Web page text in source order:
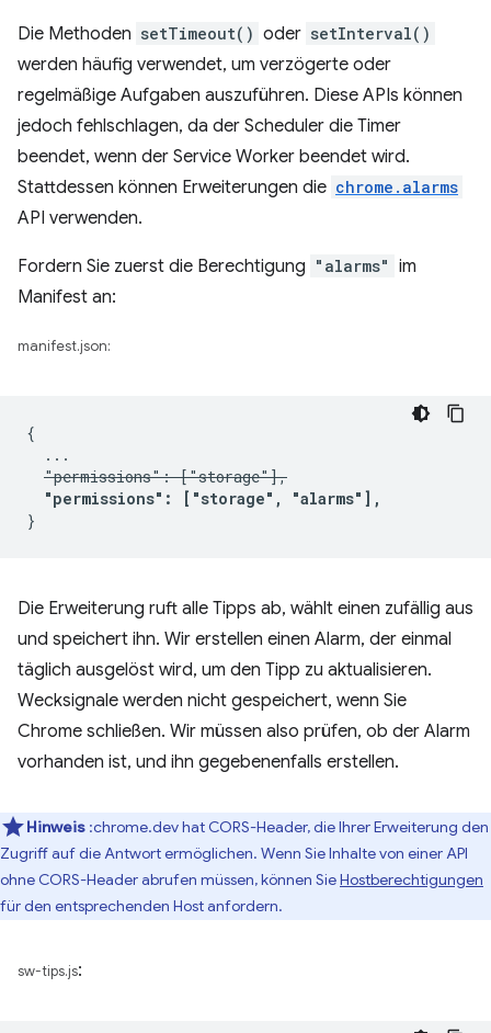
Die Methoden setTimeout() oder setInterval()
werden häufig verwendet, um verzögerte oder
regelmäßige Aufgaben auszuführen. Diese APIs können
jedoch fehlschlagen, da der Scheduler die Timer
beendet, wenn der Service Worker beendet wird.
Stattdessen können Erweiterungen die chrome.alarms
API verwenden.
Fordern Sie zuerst die Berechtigung "alarms" im
Manifest an:
manifest.json:
{
  ...
"permissions": ["storage"],
"permissions": ["storage", "alarms"],
Die Erweiterung ruft alle Tipps ab, wählt einen zufällig aus
und speichert ihn. Wir erstellen einen Alarm, der einmal
täglich ausgelöst wird, um den Tipp zu aktualisieren.
Wecksignale werden nicht gespeichert, wenn Sie
Chrome schließen. Wir müssen also prüfen, ob der Alarm
vorhanden ist, und ihn gegebenenfalls erstellen.
Hinweis :chrome.dev hat CORS-Header, die Ihrer Erweiterung den
Zugriff auf die Antwort ermöglichen. Wenn Sie Inhalte von einer API
ohne CORS-Header abrufen müssen, können SieHostberechtigungen
für den entsprechenden Host anfordern.
sw-tips.js: